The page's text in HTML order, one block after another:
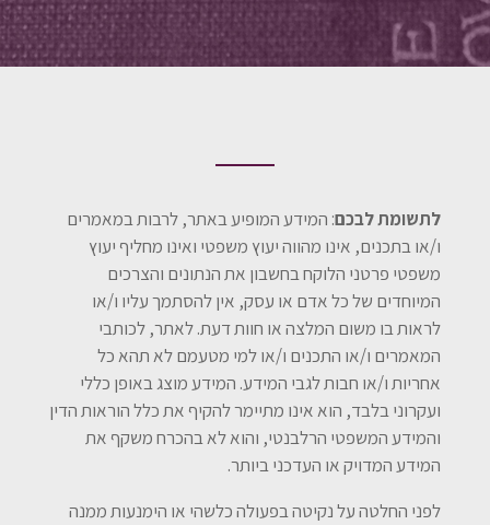
לתשומת לבכם: המידע המופיע באתר, לרבות במאמרים
ו/או בתכנים, אינו מהווה יעוץ משפטי ואינו מחליף יעוץ
משפטי פרטני הלוקח בחשבון את הנתונים והצרכים
המיוחדים של כל אדם או עסק, אין להסתמך עליו ו/או
לראות בו משום המלצה או חוות דעת. לאתר, לכותבי
המאמרים ו/או התכנים ו/או למי מטעמם לא תהא כל
אחריות ו/או חבות לגבי המידע. המידע מוצג באופן כללי
ועקרוני בלבד, הוא אינו מתיימר להקיף את כלל הוראות הדין
והמידע המשפטי הרלבנטי, והוא לא בהכרח משקף את
המידע המדויק או העדכני ביותר.
לפני החלטה על נקיטה בפעולה כלשהי או הימנעות ממנה